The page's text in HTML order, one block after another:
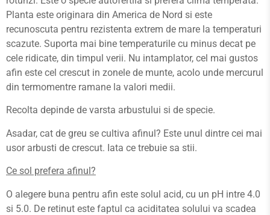
Planta este originara din America de Nord si este
recunoscuta pentru rezistenta extrem de mare la temperaturi
scazute. Suporta mai bine temperaturile cu minus decat pe
cele ridicate, din timpul verii. Nu intamplator, cel mai gustos
afin este cel crescut in zonele de munte, acolo unde mercurul
din termomentre ramane la valori medii.
Recolta depinde de varsta arbustului si de specie.
Asadar, cat de greu se cultiva afinul? Este unul dintre cei mai
usor arbusti de crescut. Iata ce trebuie sa stii.
Ce sol prefera afinul?
O alegere buna pentru afin este solul acid, cu un pH intre 4.0
si 5.0. De retinut este faptul ca aciditatea solului va scadea